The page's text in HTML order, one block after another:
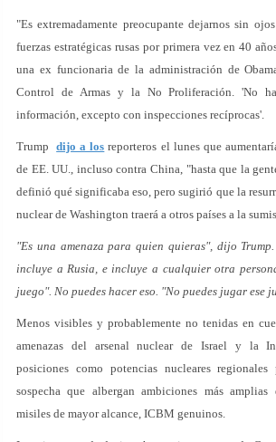
"Es extremadamente preocupante dejarnos sin
fuerzas estratégicas rusas por primera vez en 40
una ex funcionaria de la administración de
Control de Armas y la No Proliferación. 'No
información, excepto con inspecciones recíprocas'.
Trumpdijo a los reporteros el lunes que
de EE. UU., incluso contra China, "hasta que la
definió qué significaba eso, pero sugirió que la
nuclear de Washington traerá a otros países a la
"Es una amenaza para quien quieras", dijo
incluye a Rusia, e incluye a cualquier otra
juego". No puedes hacer eso. "No puedes jugar ese
Menos visibles y probablemente no tenidas en
amenazas del arsenal nuclear de Israel y la
posiciones como potencias nucleares regionales
sospecha que albergan ambiciones más
misiles de mayor alcance, ICBM genuinos.